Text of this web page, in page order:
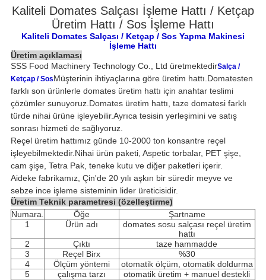
Kaliteli Domates Salçası İşleme Hattı / Ketçap
Üretim Hattı / Sos İşleme Hattı
Kaliteli Domates Salçası / Ketçap / Sos Yapma Makinesi
İşleme Hattı
Üretim açıklaması
SSS Food Machinery Technology Co., Ltd üretmektedirSalça /
Ketçap / SosMüşterinin ihtiyaçlarına göre üretim hattı.Domatesten
farklı son ürünlerle domates üretim hattı için anahtar teslimi
çözümler sunuyoruz.Domates üretim hattı, taze domatesi farklı
türde nihai ürüne işleyebilir.Ayrıca tesisin yerleşimini ve satış
sonrası hizmeti de sağlıyoruz.
Reçel üretim hattımız günde 10-2000 ton konsantre reçel
işleyebilmektedir.Nihai ürün paketi, Aspetic torbalar, PET şişe,
cam şişe, Tetra Pak, teneke kutu ve diğer paketleri içerir.
Aideke fabrikamız, Çin'de 20 yılı aşkın bir süredir meyve ve
sebze ince işleme sisteminin lider üreticisidir.
Üretim Teknik parametresi (özelleştirme)
Numara.
Öğe
Şartname
1
Ürün adı
domates sosu salçası reçel üretim
hattı
2
Çıktı
taze hammadde
3
Reçel Birx
%30
4
Ölçüm yöntemi
otomatik ölçüm, otomatik doldurma
5
çalışma tarzı
otomatik üretim + manuel destekli